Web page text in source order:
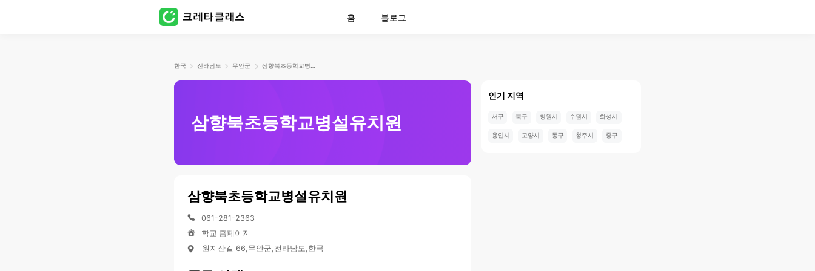
홈 블로그
한국 전라남도 무안군
삼향북초등학교병설유치원
삼향북초등학교병설유치원
061-281-2363
학교 홈페이지
원지산길 66,무안군,전라남도,한국
인기 지역
서구 북구 창원시 수원시 화성시
용인시 고양시 동구 청주시 중구